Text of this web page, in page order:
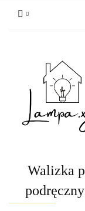
Walizka